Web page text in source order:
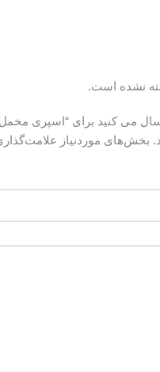
نشده است.
می کنید برای “اسپری
بخش‌های موردنیاز